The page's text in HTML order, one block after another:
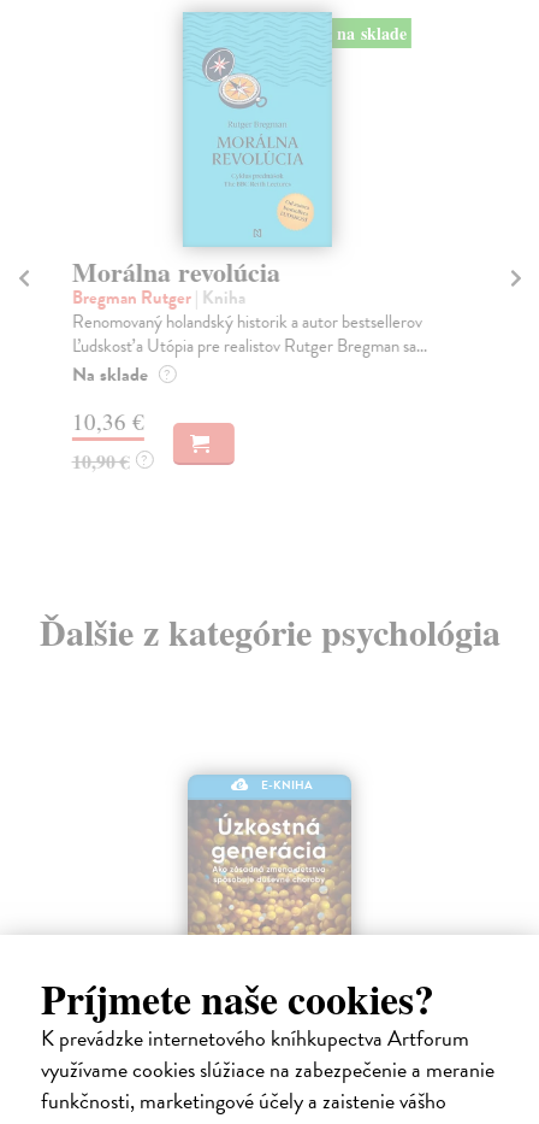
Príjmete naše cookies?
K prevádzke internetového kníhkupectva Artforum
využívame cookies slúžiace na zabezpečenie a meranie
funkčnosti, marketingové účely a zaistenie vášho
na sklade
Morálna revolúcia
Bregman Rutger| Kniha
Renomovaný holandský historik a autor bestsellerov
Ľudskosť a Utópia pre realistov Rutger Bregman sa...
Na sklade ?
10,36 €
10,90 € ?
Ďalšie z kategórie psychológia
E-KNIHA
Úzkostná generácia
Haidt Jonathan
| Elektronická kniha
Po viac ako desaťročí stability sa duševné zdravie dospievajúcich